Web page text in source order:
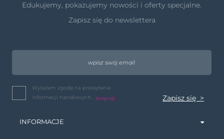
Edukujemy, pokazujemy nowości i oferty specjalne.
Zapisz się do newslettera
Wyrażam zgodę na przesyłanie
informacji handlowych... (więcej)
INFORMACJE